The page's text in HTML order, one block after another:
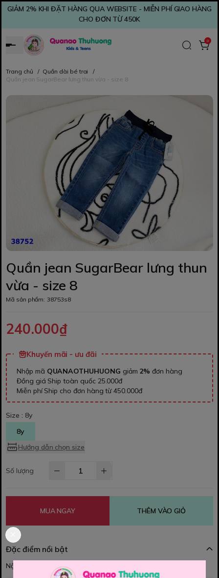
GIẢM 2% KHI ĐẶT HÀNG QUA WEBSITE - MIỄN PHÍ GIAO HÀNG
CHO ĐƠN TỪ 450K
0
Trang chủ / Quần dài bé trai
/
Quần jean SugarBear lưng thun vừa - size 8
Quần jean SugarBear lưng thun
vừa - size 8
Mã sản phẩm: 38753s8
240.000₫
Khuyến mãi - ưu đãi
Nhập mã QUANAOTHUHUONG giảm 2% đơn hàng
Đồng giá Ship toàn quốc 25.000đ
Miễn phí Ship cho đơn hàng từ 450.000đ
Size : 8y
8y
Hướng dẫn chọn size
Số lượng
MUA NGAY THÊM VÀO GIỎ
Đặc điểm nổi bật
Nội dung đang được cập nhật